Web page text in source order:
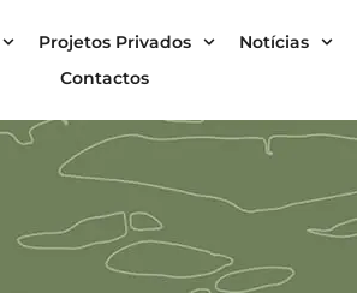
Projetos Privados Notícias
Contactos